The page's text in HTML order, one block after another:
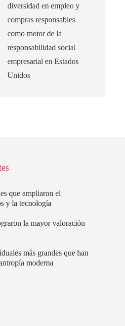
diversidad en empleo y
compras responsables
como motor de la
responsabilidad social
empresarial en Estados
Unidos
que ampliaron el
y la tecnología
la mayor valoración
más grandes que han
moderna